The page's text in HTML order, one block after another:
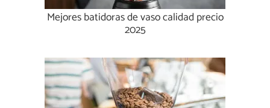
Mejores batidoras de vaso calidad precio
2025